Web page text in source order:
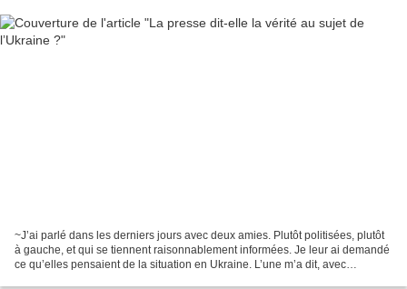
~J’ai parlé dans les derniers jours avec deux amies. Plutôt politisées, plutôt
à gauche, et qui se tiennent raisonnablement informées. Je leur ai demandé
ce qu’elles pensaient de la situation en Ukraine. L’une m’a dit, avec